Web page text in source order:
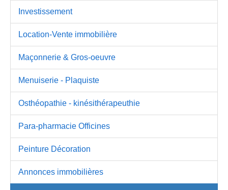
Investissement
Location-Vente immobilière
Maçonnerie & Gros-oeuvre
Menuiserie - Plaquiste
Osthéopathie - kinésithérapeuthie
Para-pharmacie Officines
Peinture Décoration
Annonces immobilières